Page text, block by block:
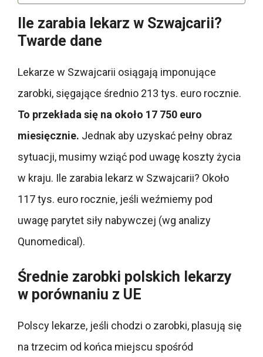
Ile zarabia lekarz w Szwajcarii?
Twarde dane
Lekarze w Szwajcarii osiągają imponujące
zarobki, sięgające średnio 213 tys. euro rocznie.
To przekłada się na około 17 750 euro
miesięcznie. Jednak aby uzyskać pełny obraz
sytuacji, musimy wziąć pod uwagę koszty życia
w kraju. Ile zarabia lekarz w Szwajcarii? Około
117 tys. euro rocznie, jeśli weźmiemy pod
uwagę parytet siły nabywczej (wg analizy
Qunomedical).
Średnie zarobki polskich lekarzy
w porównaniu z UE
Polscy lekarze, jeśli chodzi o zarobki, plasują się
na trzecim od końca miejscu spośród